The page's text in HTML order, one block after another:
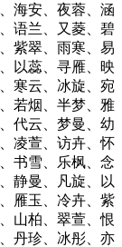
海安、夜蓉、涵
语兰、又菱、碧
紫翠、雨寒、易
以蕊、寻雁、映
寒云、冰旋、宛
若烟、半梦、雅
代云、梦曼、幼
凌萱、访卉、怀
书雪、乐枫、念
静曼、凡旋、以
雁玉、冷卉、紫
山柏、翠萱、恨
丹珍、冰彤、亦